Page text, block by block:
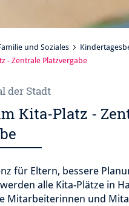
und Soziales
- Zentrale Platzvergabe
der Stadt
Kita-Platz -
für Eltern, bessere
alle Kita-Plätze in
Mitarbeiterinnen und